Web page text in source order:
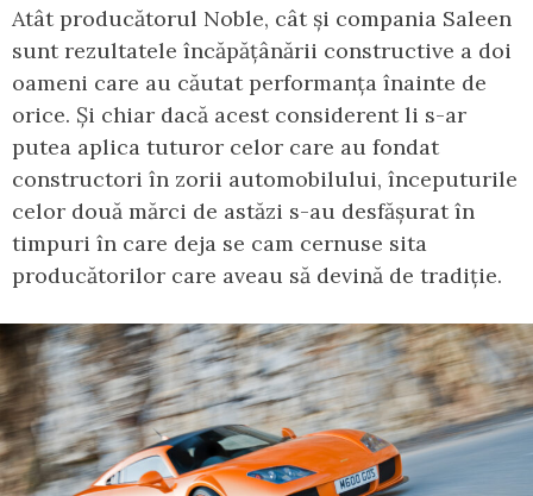
Atât producătorul Noble, cât și compania Saleen
sunt rezultatele încăpățânării constructive a doi
oameni care au căutat performanța înainte de
orice. Și chiar dacă acest considerent li s-ar
putea aplica tuturor celor care au fondat
constructori în zorii automobilului, începuturile
celor două mărci de astăzi s-au desfășurat în
timpuri în care deja se cam cernuse sita
producătorilor care aveau să devină de tradiție.